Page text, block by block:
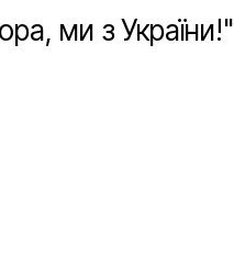
ми з України!"